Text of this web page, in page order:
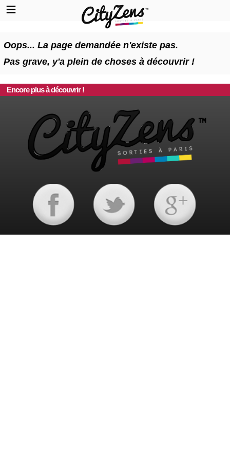
Oops... La page demandée n'existe pas.
Pas grave, y'a plein de choses à découvrir !
Encore plus à découvrir !